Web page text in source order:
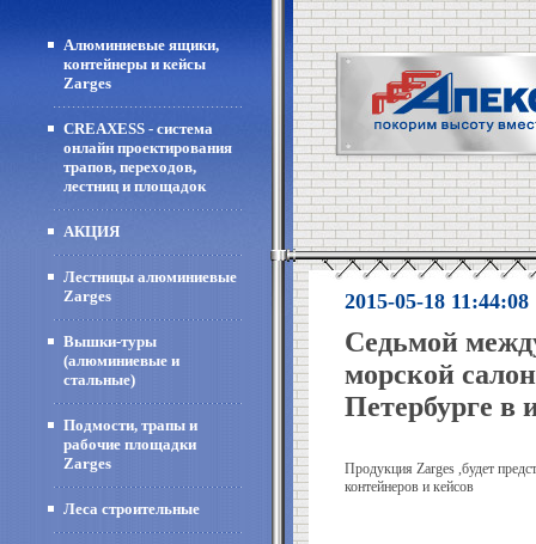
Алюминиевые ящики,
контейнеры и кейсы
Zarges
CREAXESS - система
онлайн проектирования
трапов, переходов,
лестниц и площадок
АКЦИЯ
Лестницы алюминиевые
Zarges
Вышки-туры
(алюминиевые и
стальные)
Подмости, трапы и
рабочие площадки
Zarges
Леса строительные
2015-05-18 11:44:08
Седьмой
морской
Петербурге в
Продукция Zarges ,будет
контейнеров и кейсов